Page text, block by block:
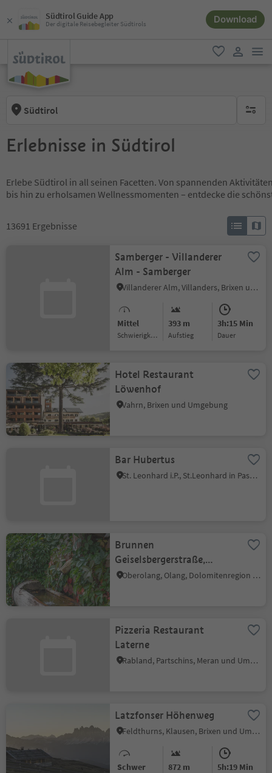
Südtirol Guide App
Der digitale Reisebegleiter Südtirols Download
favorit
Südtirol keine
Erlebnisse in Südtirol
Erlebe Südtirol in all seinen Facetten. Von spannenden
bis hin zu erholsamen Wellnessmomenten – entdecke die
13691 Ergebnisse
Samberger - Villanderer
Alm - Samberger
Villanderer Alm, Villanders, Brixen und Umgebung
Mittel
Schwierigkeitsgrad
393 m
Aufstieg
3h:15 Min
Dauer
Hotel Restaurant
Löwenhof
Vahrn, Brixen und Umgebung
Bar Hubertus
St. Leonhard i.P., St.Leonhard in Passeier, Meran und Umgebung
Brunnen
Geiselsbergerstraße,
Mitterolang
Oberolang, Olang, Dolomitenregion Kronplatz
Pizzeria Restaurant
Laterne
Rabland, Partschins, Meran und Umgebung
Latzfonser Höhenweg
Feldthurns, Klausen, Brixen und Umgebung
Schwer 872 m 5h:19 Min